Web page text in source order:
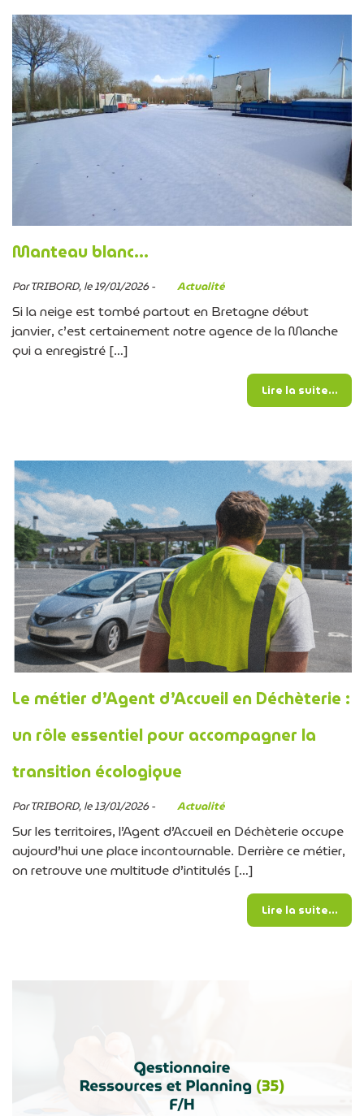
Manteau blanc…
Par TRIBORD, le 19/01/2026 - Actualité
Si la neige est tombé partout en Bretagne début
janvier, c’est certainement notre agence de la Manche
qui a enregistré […]
Lire la suite…
Le métier d’Agent d’Accueil en Déchèterie :
un rôle essentiel pour accompagner la
transition écologique
Par TRIBORD, le 13/01/2026 - Actualité
Sur les territoires, l’Agent d’Accueil en Déchèterie occupe
aujourd’hui une place incontournable. Derrière ce métier,
on retrouve une multitude d’intitulés […]
Lire la suite…